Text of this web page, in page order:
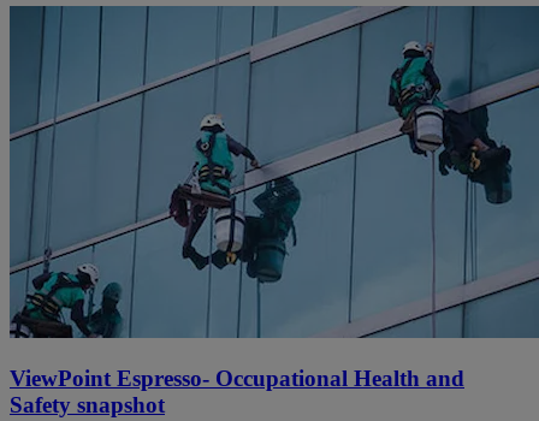
ViewPoint Espresso- Occupational Health and
Safety snapshot